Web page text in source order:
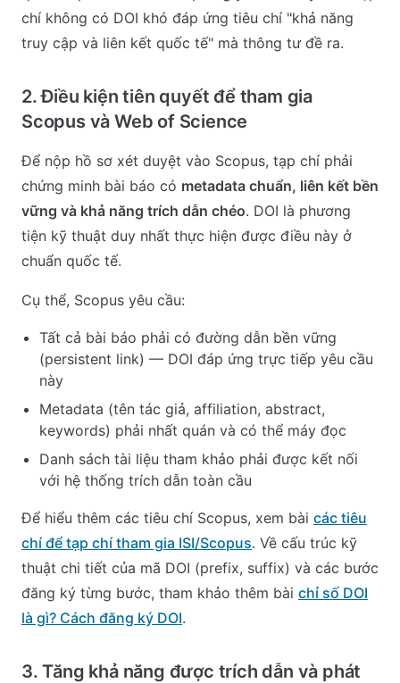
chí không có DOI khó đáp ứng tiêu chí "khả năng
truy cập và liên kết quốc tế" mà thông tư đề ra.
2. Điều kiện tiên quyết để tham gia
Scopus và Web of Science
Để nộp hồ sơ xét duyệt vào Scopus, tạp chí phải
chứng minh bài báo có metadata chuẩn, liên kết bền
vững và khả năng trích dẫn chéo. DOI là phương
tiện kỹ thuật duy nhất thực hiện được điều này ở
chuẩn quốc tế.
Cụ thể, Scopus yêu cầu:
Tất cả bài báo phải có đường dẫn bền vững
(persistent link) — DOI đáp ứng trực tiếp yêu cầu
này
Metadata (tên tác giả, affiliation, abstract,
keywords) phải nhất quán và có thể máy đọc
Danh sách tài liệu tham khảo phải được kết nối
với hệ thống trích dẫn toàn cầu
Để hiểu thêm các tiêu chí Scopus, xem bài các tiêu
chí để tạp chí tham gia ISI/Scopus. Về cấu trúc kỹ
thuật chi tiết của mã DOI (prefix, suffix) và các bước
đăng ký từng bước, tham khảo thêm bài chỉ số DOI
là gì? Cách đăng ký DOI.
3. Tăng khả năng được trích dẫn và phát